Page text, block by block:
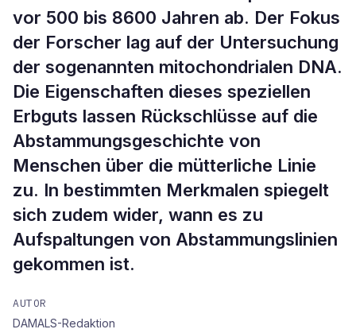
vor 500 bis 8600 Jahren ab. Der Fokus
der Forscher lag auf der Untersuchung
der sogenannten mitochondrialen DNA.
Die Eigenschaften dieses speziellen
Erbguts lassen Rückschlüsse auf die
Abstammungsgeschichte von
Menschen über die mütterliche Linie
zu. In bestimmten Merkmalen spiegelt
sich zudem wider, wann es zu
Aufspaltungen von Abstammungslinien
gekommen ist.
AUTOR
DAMALS-Redaktion